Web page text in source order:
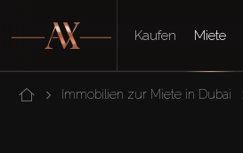
Kaufen Miete
Immobilien zur Miete in Dubai